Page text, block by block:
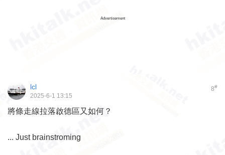
Advertisement
8#
lcl
2025-6-1 13:15
將條走線拉落啟德區又如何？
... Just brainstroming